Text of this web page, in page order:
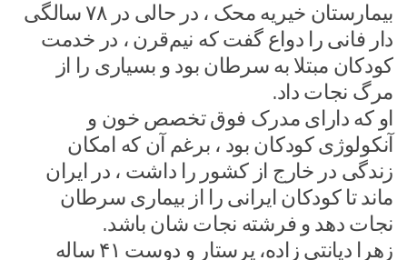
بیمارستان خیریه محک ، در حالی در ۷۸ سالگی
دار فانی را دواع گفت که نیم‌قرن ، در خدمت
کودکان مبتلا به سرطان بود و بسیاری را از
مرگ نجات داد.
او که دارای مدرک فوق تخصص خون و
آنکولوژی کودکان بود ، برغم آن که امکان
زندگی در خارج از کشور را داشت ، در ایران
ماند تا کودکان ایرانی را از بیماری سرطان
نجات دهد و فرشته نجات شان باشد.
زهرا دیانتی زاده، پرستار و دوست ۴۱ ساله